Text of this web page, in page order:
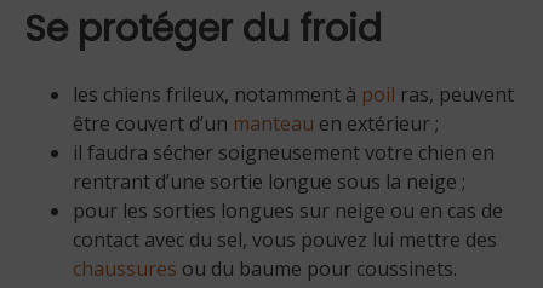
Se protéger du froid
les chiens frileux, notamment à poil ras, peuvent
être couvert d’un manteau en extérieur ;
il faudra sécher soigneusement votre chien en
rentrant d’une sortie longue sous la neige ;
pour les sorties longues sur neige ou en cas de
contact avec du sel, vous pouvez lui mettre des
chaussures ou du baume pour coussinets.